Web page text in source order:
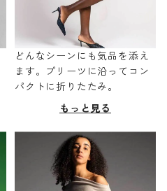
どんなシーンにも気品を添え
ます。プリーツに沿ってコン
パクトに折りたたみ。
もっと見る